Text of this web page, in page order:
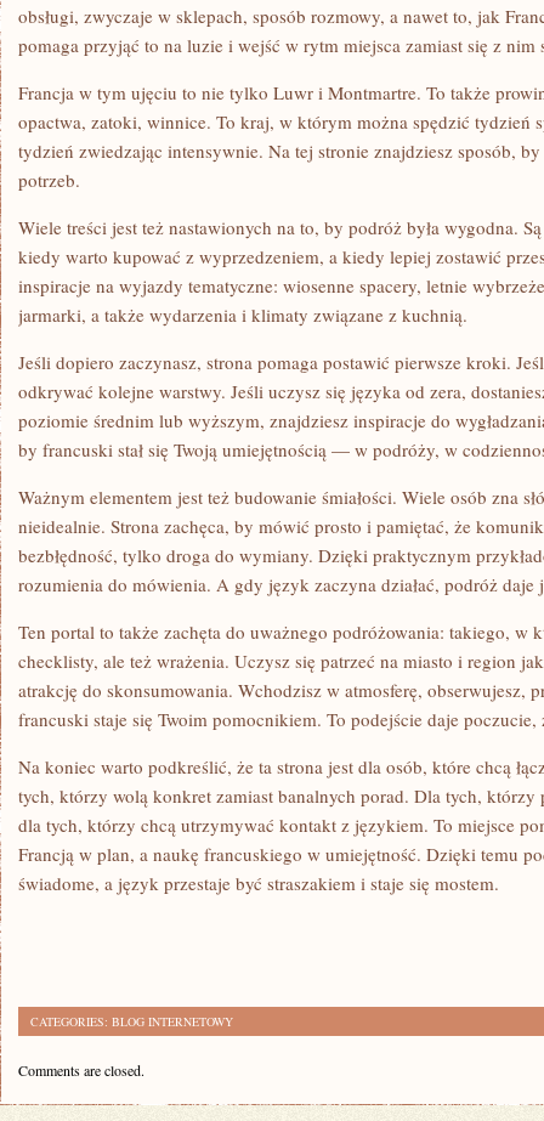
obsługi, zwyczaje w sklepach, sposób rozmowy, a nawet to, jak
pomaga przyjąć to na luzie i wejść w rytm miejsca zamiast się z nim
Francja w tym ujęciu to nie tylko Luwr i Montmartre. To także
opactwa, zatoki, winnice. To kraj, w którym można spędzić tydzień
tydzień zwiedzając intensywnie. Na tej stronie znajdziesz sposób, by
potrzeb.
Wiele treści jest też nastawionych na to, by podróż była wygodna.
kiedy warto kupować z wyprzedzeniem, a kiedy lepiej zostawić
inspiracje na wyjazdy tematyczne: wiosenne spacery, letnie
jarmarki, a także wydarzenia i klimaty związane z kuchnią.
Jeśli dopiero zaczynasz, strona pomaga postawić pierwsze kroki.
odkrywać kolejne warstwy. Jeśli uczysz się języka od zera,
poziomie średnim lub wyższym, znajdziesz inspiracje do
by francuski stał się Twoją umiejętnością — w podróży, w
Ważnym elementem jest też budowanie śmiałości. Wiele osób zna
nieidealnie. Strona zachęca, by mówić prosto i pamiętać, że
bezbłędność, tylko droga do wymiany. Dzięki praktycznym
rozumienia do mówienia. A gdy język zaczyna działać, podróż daje
Ten portal to także zachęta do uważnego podróżowania: takiego, w
checklisty, ale też wrażenia. Uczysz się patrzeć na miasto i region
atrakcję do skonsumowania. Wchodzisz w atmosferę, obserwujesz,
francuski staje się Twoim pomocnikiem. To podejście daje poczucie,
Na koniec warto podkreślić, że ta strona jest dla osób, które chcą
tych, którzy wolą konkret zamiast banalnych porad. Dla tych,
dla tych, którzy chcą utrzymywać kontakt z językiem. To miejsce
Francją w plan, a naukę francuskiego w umiejętność. Dzięki temu
świadome, a język przestaje być straszakiem i staje się mostem.
CATEGORIES: BLOG INTERNETOWY
Comments are closed.